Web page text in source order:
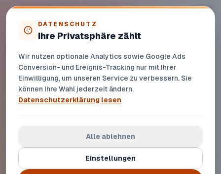
Zur Startseite
Premium bleibt, Kosten steigen
Wie Sie bei alternder C-Klasse versteckte Kosten früh
erkennen und den Restwert sichern
DATENSCHUTZ
Ihre Privatsphäre zählt
Wir nutzen optionale Analytics sowie Google Ads
Conversion- und Ereignis-Tracking nur mit Ihrer
Einwilligung, um unseren Service zu verbessern. Sie
können Ihre Wahl jederzeit ändern.
Datenschutzerklärung lesen
Alle ablehnen
Einstellungen